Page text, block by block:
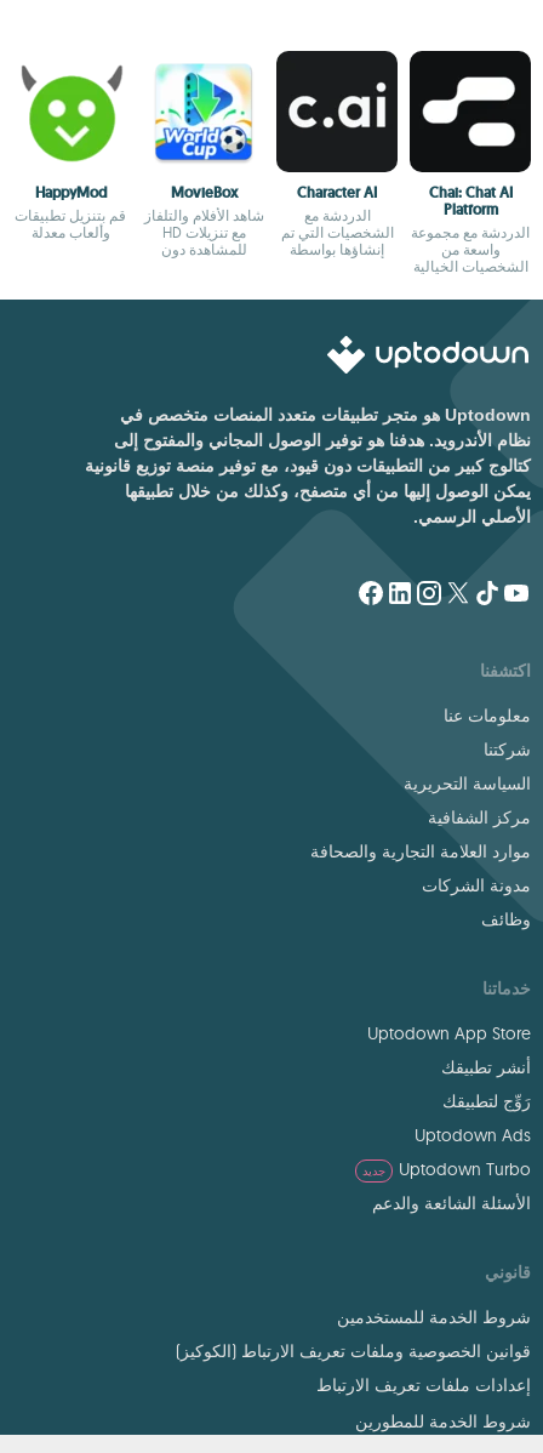
Chai: Chat AI
Platform
الدردشة مع مجموعة
واسعة من
الشخصيات الخيالية
Character AI
الدردشة مع
الشخصيات التي تم
إنشاؤها بواسطة
MovieBox
شاهد الأفلام والتلفاز
مع تنزيلات HD
للمشاهدة دون
HappyMod
قم بتنزيل تطبيقات
وألعاب معدلة
Uptodown هو متجر تطبيقات متعدد المنصات متخصص في
نظام الأندرويد. هدفنا هو توفير الوصول المجاني والمفتوح إلى
كتالوج كبير من التطبيقات دون قيود، مع توفير منصة توزيع قانونية
يمكن الوصول إليها من أي متصفح، وكذلك من خلال تطبيقها
الأصلي الرسمي.
اكتشفنا
معلومات عنا
شركتنا
السياسة التحريرية
مركز الشفافية
موارد العلامة التجارية والصحافة
مدونة الشركات
وظائف
خدماتنا
Uptodown App Store
أنشر تطبيقك
رَوِّج لتطبيقك
Uptodown Ads
Uptodown Turbo
جديد
الأسئلة الشائعة والدعم
قانوني
شروط الخدمة للمستخدمين
قوانين الخصوصية وملفات تعريف الارتباط (الكوكيز)
إعدادات ملفات تعريف الارتباط
شروط الخدمة للمطورين